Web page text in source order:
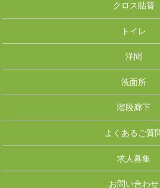
クロス貼替
トイレ
洋間
洗面所
階段廊下
よくあるご質
求人募集
お問い合わせ